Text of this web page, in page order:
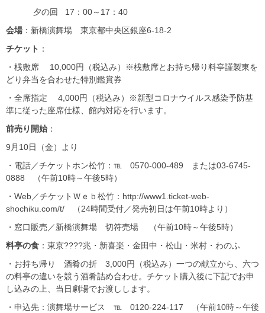
夕の回 17：00～17：40
会場 ：新橋演舞場 東京都中央区銀座6-18-2
チケット ：
・桟敷席 10,000円（税込み）※桟敷席とお持ち帰り料亭謹製東を
どり弁当を合わせた特別鑑賞券
・全席指定 4,000円（税込み）※新型コロナウイルス感染予防基
準に従った座席仕様、館内対応を行います。
前売り開始 ：
9月10日（金）より
・電話／チケットホン松竹：℡ 0570-000-489 または03-6745-
0888 （午前10時～午後5時）
・Web／チケットＷｅｂ松竹：http://www1.ticket-web-
shochiku.com/t/ （24時間受付／発売初日は午前10時より）
・窓口販売／新橋演舞場 切符売場 （午前10時～午後5時）
料亭の食 ：東京????兆・新喜楽・金田中・松山・米村・わのふ
・お持ち帰り 酒肴の折 3,000円（税込み）一つの献立から、六つ
の料亭の違いを競う酒肴詰め合わせ。チケット購入後に下記でお申
し込みの上、当日劇場でお渡しします。
・申込先：演舞場サービス ℡ 0120-224-117 （午前10時～午後